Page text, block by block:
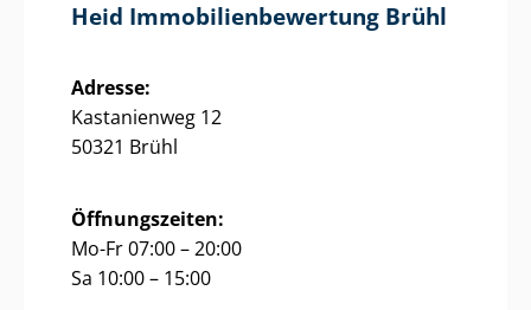
Heid Im­mo­bi­li­en­be­wer­tung Brühl
Adresse:
Kastanienweg 12
50321 Brühl
Öffnungszeiten:
Mo-Fr 07:00 – 20:00
Sa 10:00 – 15:00